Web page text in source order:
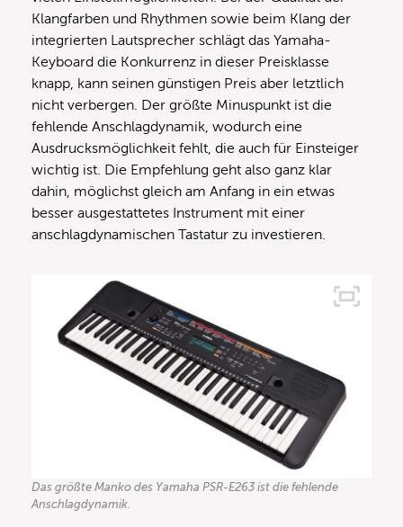
Klangfarben und Rhythmen sowie beim Klang der
integrierten Lautsprecher schlägt das Yamaha-
Keyboard die Konkurrenz in dieser Preisklasse
knapp, kann seinen günstigen Preis aber letztlich
nicht verbergen. Der größte Minuspunkt ist die
fehlende Anschlagdynamik, wodurch eine
Ausdrucksmöglichkeit fehlt, die auch für Einsteiger
wichtig ist. Die Empfehlung geht also ganz klar
dahin, möglichst gleich am Anfang in ein etwas
besser ausgestattetes Instrument mit einer
anschlagdynamischen Tastatur zu investieren.
Das größte Manko des Yamaha PSR-E263 ist die fehlende
Anschlagdynamik.